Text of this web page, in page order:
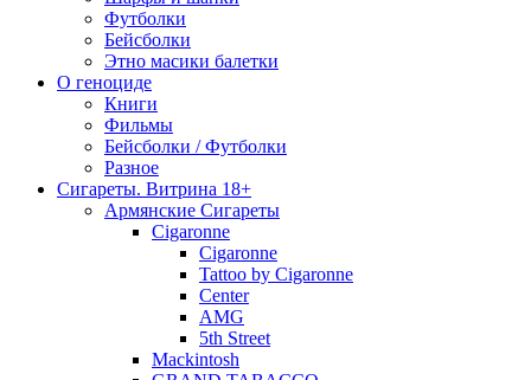
Футболки
Бейсболки
Этно масики балетки
О геноциде
Книги
Фильмы
Бейсболки / Футболки
Разное
Сигареты. Витрина 18+
Армянские Сигареты
Cigaronne
Cigaronne
Tattoo by Cigaronne
Center
AMG
5th Street
Mackintosh